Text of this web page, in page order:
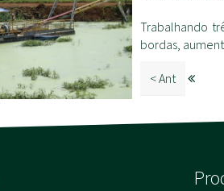
Trabalhando
bordas,
< Ant